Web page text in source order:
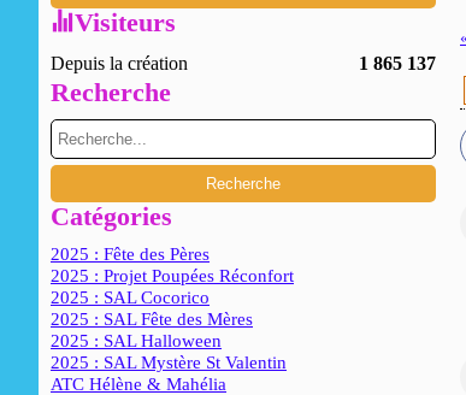
Visiteurs
Depuis la création 1 865 137
Recherche
Catégories
2025 : Fête des Pères
2025 : Projet Poupées Réconfort
2025 : SAL Cocorico
2025 : SAL Fête des Mères
2025 : SAL Halloween
2025 : SAL Mystère St Valentin
ATC Hélène & Mahélia